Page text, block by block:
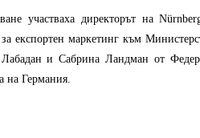
участваха директорът на
експортен маркетинг към
и Сабрина Ландман от
на Германия.